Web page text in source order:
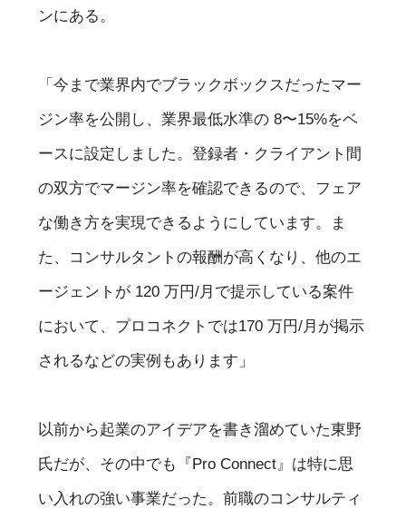
ンにある。
「今まで業界内でブラックボックスだったマー
ジン率を公開し、業界最低水準の 8〜15%をベ
ースに設定しました。登録者・クライアント間
の双方でマージン率を確認できるので、フェア
な働き方を実現できるようにしています。ま
た、コンサルタントの報酬が高くなり、他のエ
ージェントが 120 万円/月で提示している案件
において、プロコネクトでは170 万円/月が掲示
されるなどの実例もあります」
以前から起業のアイデアを書き溜めていた東野
氏だが、その中でも『Pro Connect』は特に思
い入れの強い事業だった。前職のコンサルティ